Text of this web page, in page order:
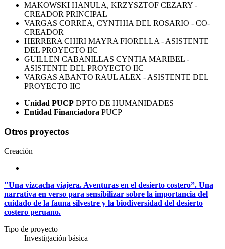
MAKOWSKI HANULA, KRZYSZTOF CEZARY -
CREADOR PRINCIPAL
VARGAS CORREA, CYNTHIA DEL ROSARIO - CO-
CREADOR
HERRERA CHIRI MAYRA FIORELLA - ASISTENTE
DEL PROYECTO IIC
GUILLEN CABANILLAS CYNTIA MARIBEL -
ASISTENTE DEL PROYECTO IIC
VARGAS ABANTO RAUL ALEX - ASISTENTE DEL
PROYECTO IIC
Unidad PUCP DPTO DE HUMANIDADES
Entidad Financiadora PUCP
Otros proyectos
Creación
"Una vizcacha viajera. Aventuras en el desierto costero”. Una
narrativa en verso para sensibilizar sobre la importancia del
cuidado de la fauna silvestre y la biodiversidad del desierto
costero peruano.
Tipo de proyecto
Investigación básica